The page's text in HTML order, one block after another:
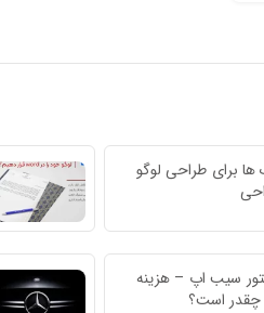
برای طراحی لوگو
سیب اپ – هزینه
چقدر است؟